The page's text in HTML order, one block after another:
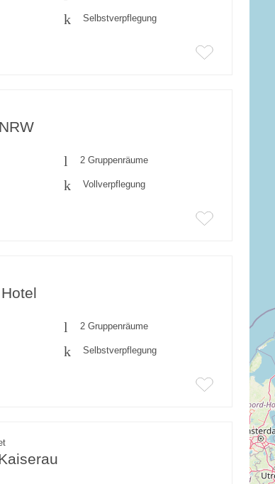
Selbstverpflegung
2 Gruppenräume
Vollverpflegung
2 Gruppenräume
Selbstverpflegung